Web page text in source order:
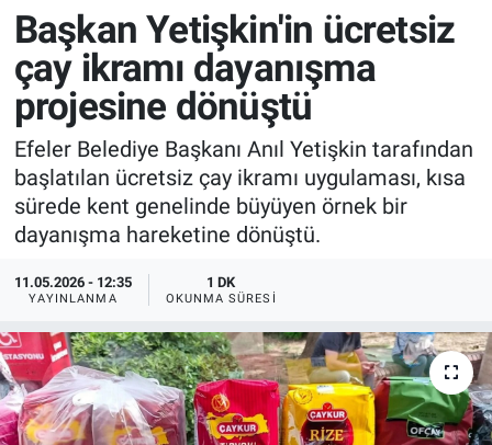
Başkan Yetişkin'in ücretsiz
çay ikramı dayanışma
projesine dönüştü
Efeler Belediye Başkanı Anıl Yetişkin tarafından
başlatılan ücretsiz çay ikramı uygulaması, kısa
sürede kent genelinde büyüyen örnek bir
dayanışma hareketine dönüştü.
11.05.2026 - 12:35
YAYINLANMA
1 DK
OKUNMA SÜRESI